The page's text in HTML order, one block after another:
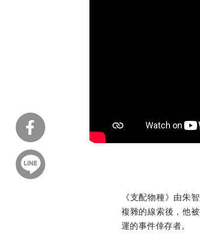
《支配物種》由朱
複雜的線索後， 他
運的事件倖存者。